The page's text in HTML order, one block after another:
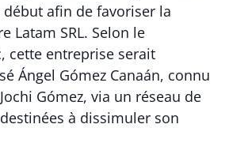
afin de favoriser la
Latam SRL. Selon le
cette entreprise serait
Ángel Gómez Canaán, connu
Gómez, via un réseau de
à dissimuler son